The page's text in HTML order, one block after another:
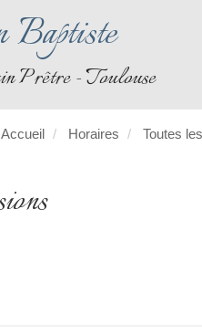
Baptiste
Prêtre - Toulouse
Accueil Horaires Toutes